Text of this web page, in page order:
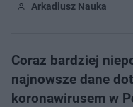
Arkadiusz Nauka
Coraz bardziej
najnowsze dane
koronawirusem w